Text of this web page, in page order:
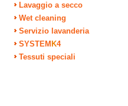
Lavaggio a secco
Wet cleaning
Servizio lavanderia
SYSTEM K4
Tessuti speciali